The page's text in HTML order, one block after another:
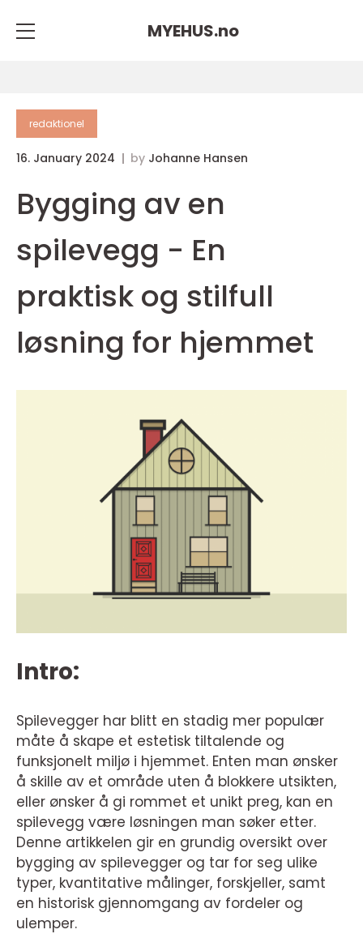
MYEHUS.no
redaktionel
16. January 2024 by Johanne Hansen
Bygging av en
spilevegg - En
praktisk og stilfull
løsning for hjemmet
Intro:
Spilevegger har blitt en stadig mer populær
måte å skape et estetisk tiltalende og
funksjonelt miljø i hjemmet. Enten man ønsker
å skille av et område uten å blokkere utsikten,
eller ønsker å gi rommet et unikt preg, kan en
spilevegg være løsningen man søker etter.
Denne artikkelen gir en grundig oversikt over
bygging av spilevegger og tar for seg ulike
typer, kvantitative målinger, forskjeller, samt
en historisk gjennomgang av fordeler og
ulemper.